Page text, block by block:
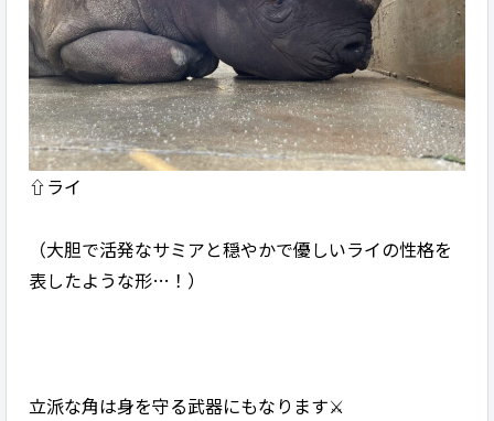
⇧ライ
（大胆で活発なサミアと穏やかで優しいライの性格を
表したような形…！）
立派な角は身を守る武器にもなります⚔️